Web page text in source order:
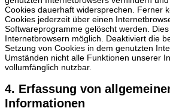
Cookies dauerhaft widersprechen. Ferner
Cookies jederzeit über einen
Softwareprogramme gelöscht werden.
Internetbrowsern möglich. Deaktiviert die
Setzung von Cookies in dem genutzten
Umständen nicht alle Funktionen unserer
vollumfänglich nutzbar.
4. Erfassung von
Informationen